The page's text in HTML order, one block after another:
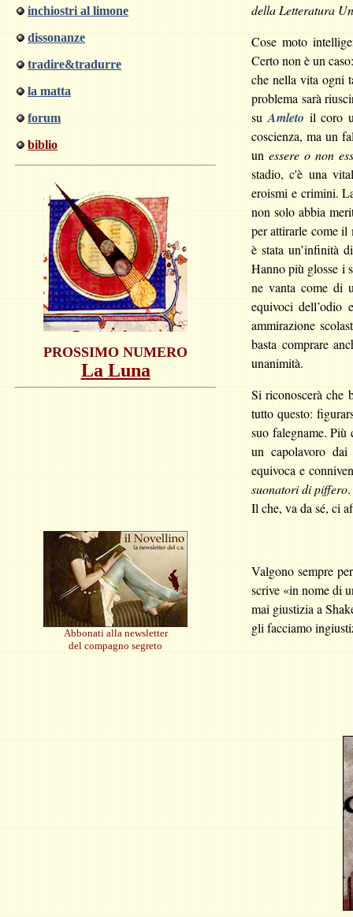
inchiostri al limone
dissonanze
tradire&tradurre
la matta
forum
biblio
PROSSIMO NUMERO
La Luna
Abbonati alla newsletter
del compagno segreto
della Letteratura
Cose moto
Certo non è un
che nella vita ogni
problema sarà
su Amleto il coro
coscienza, ma un
unessere o non
stadio, c'è una
eroismi e crimini.
non solo abbia
per attirarle come
è stata un’infinità
Hanno più glosse i
ne vanta come di
equivoci dell’odio
ammirazione
basta comprare
unanimità.
Si riconoscerà che
tutto questo:
suo falegname.
un capolavoro
equivoca e
suonatori di piffero.
Il che, va da sé, ci
Valgono sempre
scrive «in nome di
mai giustizia a
gli facciamo